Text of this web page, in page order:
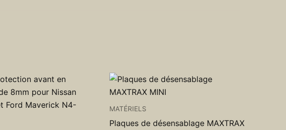
MATÉRIELS
Plaques de désensablage MAXTRAX